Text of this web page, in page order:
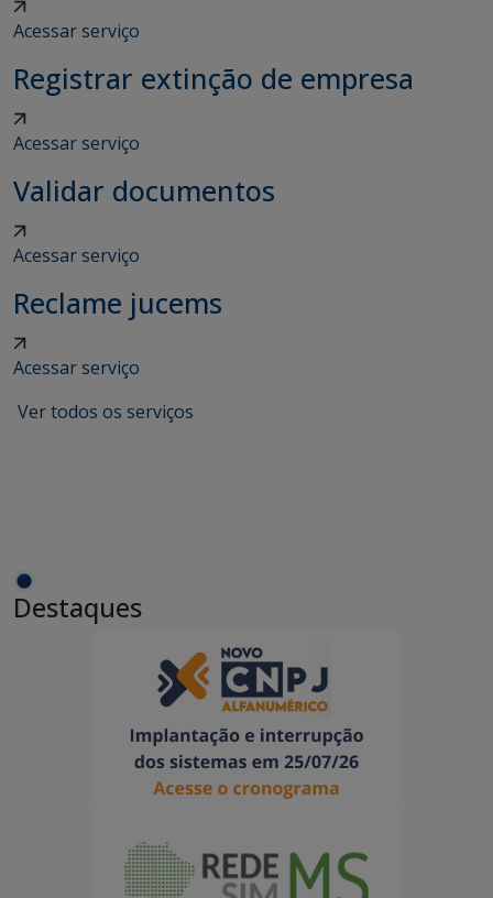
Acessar serviço
Registrar extinção de empresa
Acessar serviço
Validar documentos
Acessar serviço
Reclame jucems
Acessar serviço
Ver todos os serviços
Destaques